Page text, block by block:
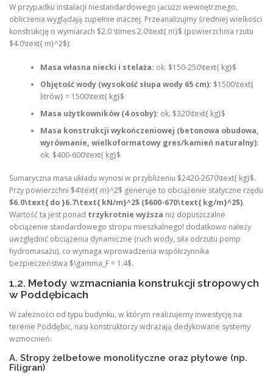
W przypadku instalacji niestandardowego jacuzzi wewnętrznego,
obliczenia wyglądają zupełnie inaczej. Przeanalizujmy średniej wielkości
konstrukcję o wymiarach $2.0 \times 2.0\text{ m}$ (powierzchnia rzutu
$4.0\text{ m}^2$):
Masa własna niecki i stelaża: ok. $150-250\text{ kg}$
Objętość wody (wysokość słupa wody 65 cm): $1500\text{
litrów} = 1500\text{ kg}$
Masa użytkowników (4 osoby): ok. $320\text{ kg}$
Masa konstrukcji wykończeniowej (betonowa obudowa,
wyrównanie, wielkoformatowy gres/kamień naturalny):
ok. $400-600\text{ kg}$
Sumaryczna masa układu wynosi w przybliżeniu $2420-2670\text{ kg}$.
Przy powierzchni $4\text{ m}^2$ generuje to obciążenie statyczne rzędu
$6.0\text{ do }6.7\text{ kN/m}^2$ ($600-670\text{ kg/m}^2$).
Wartość ta jest ponad trzykrotnie wyższa niż dopuszczalne
obciążenie standardowego stropu mieszkalnego! dodatkowo należy
uwzględnić obciążenia dynamiczne (ruch wody, siła odrzutu pomp
hydromasażu), co wymaga wprowadzenia współczynnika
bezpieczeństwa $\gamma_F = 1.4$.
1.2. Metody wzmacniania konstrukcji stropowych
w Poddębicach
W zależności od typu budynku, w którym realizujemy inwestycję na
terenie Poddębic, nasi konstruktorzy wdrażają dedykowane systemy
wzmocnień:
A. Stropy żelbetowe monolityczne oraz płytowe (np.
Filigran)